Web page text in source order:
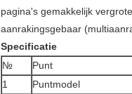
pagina's gemakkelijk
aanrakingsgebaar
Specificatie
№
Punt
1
Puntmodel